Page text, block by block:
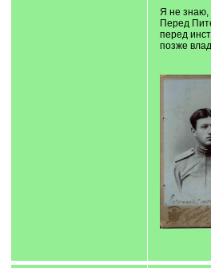
Я не знаю,
Перед
перед
позже